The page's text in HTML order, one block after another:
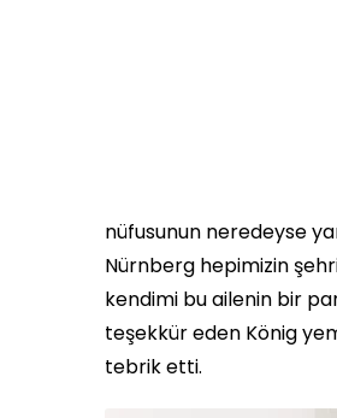
nüfusunun neredeyse
Nürnberg hepimizin
kendimi bu ailenin bir
teşekkür eden König
tebrik etti.